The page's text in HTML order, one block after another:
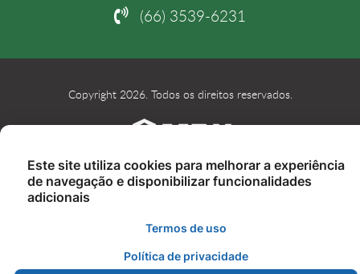
(66) 3539-6231
Copyright 2026. Todos os direitos reservados.
Este site utiliza cookies para melhorar a experiência
de navegação e disponibilizar funcionalidades
adicionais
Termos de uso
Política de privacidade